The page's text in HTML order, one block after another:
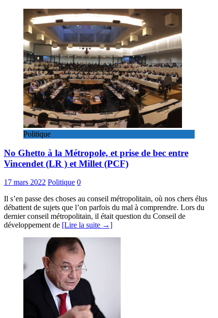
Politique
No Ghetto à la Métropole, et prise de bec entre
Vincendet (LR ) et Millet (PCF)
17 mars 2022 Politique 0
Il s’en passe des choses au conseil métropolitain, où nos chers élus
débattent de sujets que l’on parfois du mal à comprendre. Lors du
dernier conseil métropolitain, il était question du Conseil de
développement de [Lire la suite →]